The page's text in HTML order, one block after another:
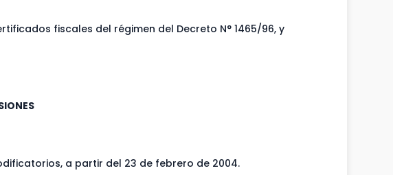
fiscales del régimen del Decreto N° 1465/96, y
a partir del 23 de febrero de 2004.